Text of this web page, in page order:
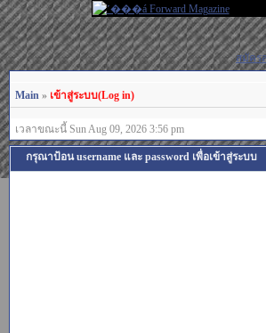
สมัคร
Main » เข้าสู่ระบบ(Log in)
เวลาขณะนี้ Sun Aug 09, 2026 3:56 pm
กรุณาป้อน username และ password เพื่อเข้าสู่ระบบ